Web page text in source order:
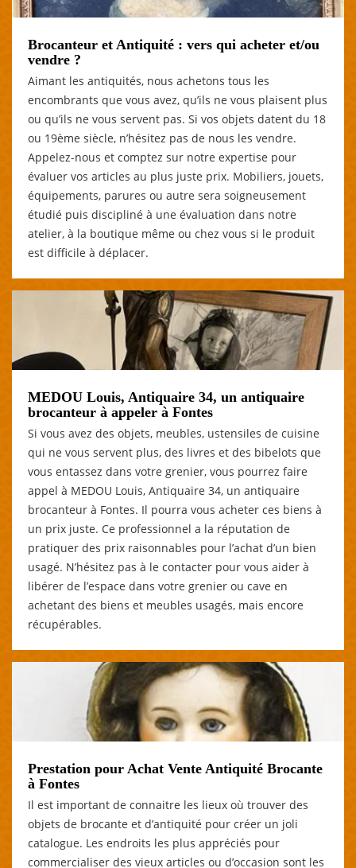
Brocanteur et Antiquité : vers qui acheter et/ou
vendre ?
Aimant les antiquités, nous achetons tous les
encombrants que vous avez, qu’ils ne vous plaisent plus
ou qu’ils ne vous servent pas. Si vos objets datent du 18
ou 19ème siècle, n’hésitez pas de nous les vendre.
Appelez-nous et comptez sur notre expertise pour
évaluer vos articles au plus juste prix. Mobiliers, jouets,
équipements, parures ou autre sera soigneusement
étudié puis discipliné à une évaluation dans notre
atelier, à la boutique même ou chez vous si le produit
est difficile à déplacer.
MEDOU Louis, Antiquaire 34, un antiquaire
brocanteur à appeler à Fontes
Si vous avez des objets, meubles, ustensiles de cuisine
qui ne vous servent plus, des livres et des bibelots que
vous entassez dans votre grenier, vous pourrez faire
appel à MEDOU Louis, Antiquaire 34, un antiquaire
brocanteur à Fontes. Il pourra vous acheter ces biens à
un prix juste. Ce professionnel a la réputation de
pratiquer des prix raisonnables pour l’achat d’un bien
usagé. N’hésitez pas à le contacter pour vous aider à
libérer de l’espace dans votre grenier ou cave en
achetant des biens et meubles usagés, mais encore
récupérables.
Prestation pour Achat Vente Antiquité Brocante
à Fontes
Il est important de connaitre les lieux où trouver des
objets de brocante et d’antiquité pour créer un joli
catalogue. Les endroits les plus appréciés pour
commercialiser des vieux articles ou d’occasion sont les